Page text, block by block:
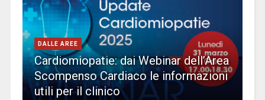
DALLE AREE
Cardiomiopatie: dai Webinar dell’Area
Scompenso Cardiaco le informazioni
utili per il clinico